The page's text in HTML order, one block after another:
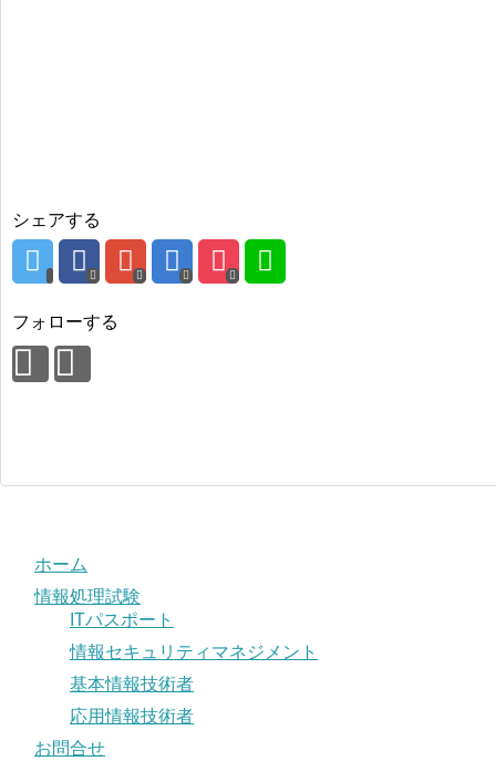
シェアする
フォローする
ホーム
情報処理試験
ITパスポート
情報セキュリティマネジメント
基本情報技術者
応用情報技術者
お問合せ